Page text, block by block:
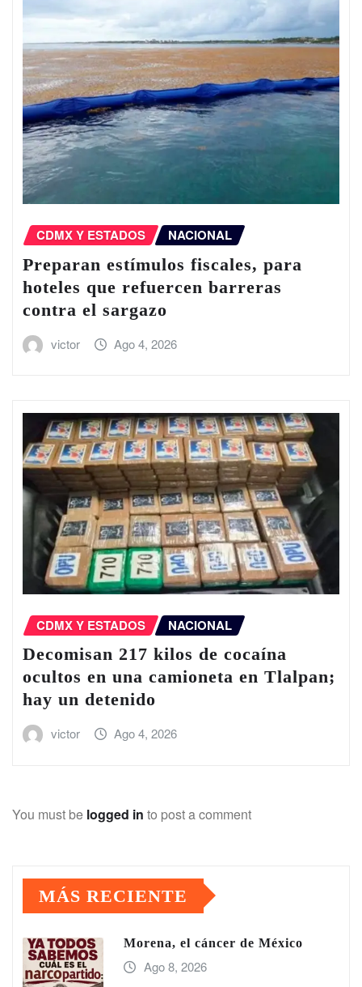
CDMX Y ESTADOS NACIONAL
Preparan estímulos fiscales, para
hoteles que refuercen barreras
contra el sargazo
victor Ago 4, 2026
CDMX Y ESTADOS NACIONAL
Decomisan 217 kilos de cocaína
ocultos en una camioneta en Tlalpan;
hay un detenido
victor Ago 4, 2026
You must be logged in to post a comment
MÁS RECIENTE
Morena, el cáncer de México
Ago 8, 2026